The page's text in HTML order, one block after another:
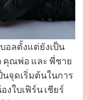
อลตั้งแต่ยังเป็น
คุณพ่อ และ พี่ชาย
จุดเริ่มต้นในการ
ใบเฟิร์น เชียร์